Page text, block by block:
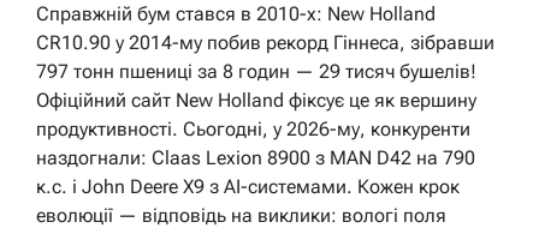
Справжній бум стався в 2010-х: New Holland
CR10.90 у 2014-му побив рекорд Гіннеса, зібравши
797 тонн пшениці за 8 годин — 29 тисяч бушелів!
Офіційний сайт New Holland фіксує це як вершину
продуктивності. Сьогодні, у 2026-му, конкуренти
наздогнали: Claas Lexion 8900 з MAN D42 на 790
к.с. і John Deere X9 з AI-системами. Кожен крок
еволюції — відповідь на виклики: вологі поля